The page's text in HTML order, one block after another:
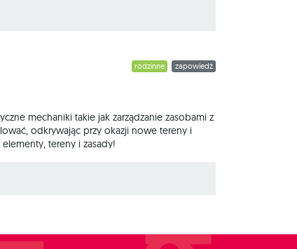
zapowiedź
rodzinne
mechaniki takie jak zarządzanie zasobami z
odkrywając przy okazji nowe tereny i
tereny i zasady!